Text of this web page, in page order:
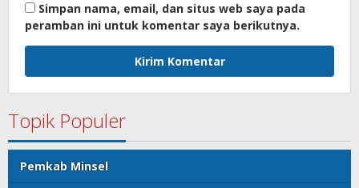
Simpan nama, email, dan situs web saya pada
peramban ini untuk komentar saya berikutnya.
Topik Populer
Pemkab Minsel